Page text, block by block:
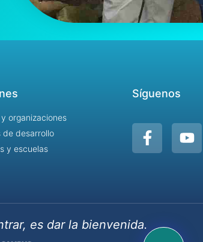
organizaciones
de desarrollo
y escuelas
Síguenos
es dar la bienvenida.